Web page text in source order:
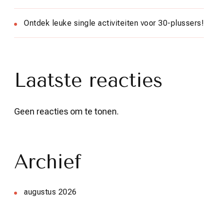
Ontdek leuke single activiteiten voor 30-plussers!
Laatste reacties
Geen reacties om te tonen.
Archief
augustus 2026